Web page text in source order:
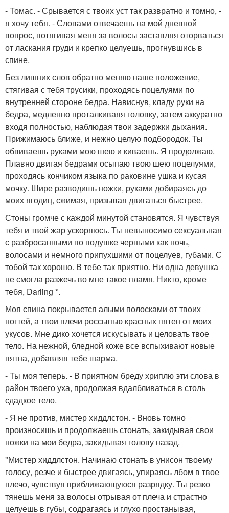
- Томас. - Срывается с твоих уст так развратно и томно, -
я хочу тебя. - Словами отвечаешь на мой дневной
вопрос, потягивая меня за волосы заставляя оторваться
от ласкания груди и крепко целуешь, прогнувшись в
спине.
Без лишних слов обратно меняю наше положение,
стягивая с тебя трусики, проходясь поцелуями по
внутренней стороне бедра. Нависнув, кладу руки на
бедра, медленно проталкиваяя головку, затем аккуратно
входя полностью, наблюдая твои задержки дыхания.
Прижимаюсь ближе, и нежно целую подбородок. Ты
обвиваешь руками мою шею и киваешь. Я продолжаю.
Плавно двигая бедрами осыпаю твою шею поцелуями,
проходясь кончиком языка по раковине ушка и кусая
мочку. Шире разводишь ножки, руками добираясь до
моих ягодиц, сжимая, призывая двигаться быстрее.
Стоны громче с каждой минутой становятся. Я чувствуя
тебя и твой жар ускоряюсь. Ты невыносимо сексуальная
с разбросанными по подушке черными как ночь,
волосами и немного припухшими от поцелуев, губами. С
тобой так хорошо. В тебе так приятно. Ни одна девушка
не смогла разжечь во мне такое пламя. Никто, кроме
тебя, Darling *.
Моя спина покрывается алыми полосками от твоих
ногтей, а твои плечи россыпью красных пятен от моих
укусов. Мне дико хочется искусывать и целовать твое
тело. На нежной, бледной коже все вспыхивают новые
пятна, добавляя тебе шарма.
- Ты моя теперь. - В приятном бреду хриплю эти слова в
район твоего уха, продолжая вдалбливаться в столь
сдадкое тело.
- Я не против, мистер хиддлстон. - Вновь томно
произносишь и продолжаешь стонать, закидывая свои
ножки на мои бедра, закидывая голову назад.
"Мистер хиддлстон. Начинаю стонать в унисон твоему
голосу, резче и быстрее двигаясь, упираясь лбом в твое
плечо, чувствуя приближающуюся разрядку. Ты резко
тянешь меня за волосы отрывая от плеча и страстно
целуешь в губы, содрагаясь и глухо простанывая,